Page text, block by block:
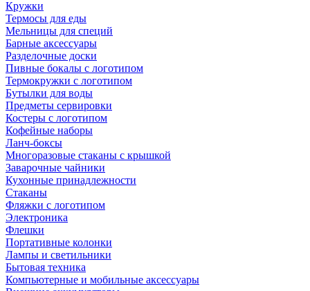
Кружки
Термосы для еды
Мельницы для специй
Барные аксессуары
Разделочные доски
Пивные бокалы с логотипом
Термокружки с логотипом
Бутылки для воды
Предметы сервировки
Костеры с логотипом
Кофейные наборы
Ланч-боксы
Многоразовые стаканы с крышкой
Заварочные чайники
Кухонные принадлежности
Стаканы
Фляжки с логотипом
Электроника
Флешки
Портативные колонки
Лампы и светильники
Бытовая техника
Компьютерные и мобильные аксессуары